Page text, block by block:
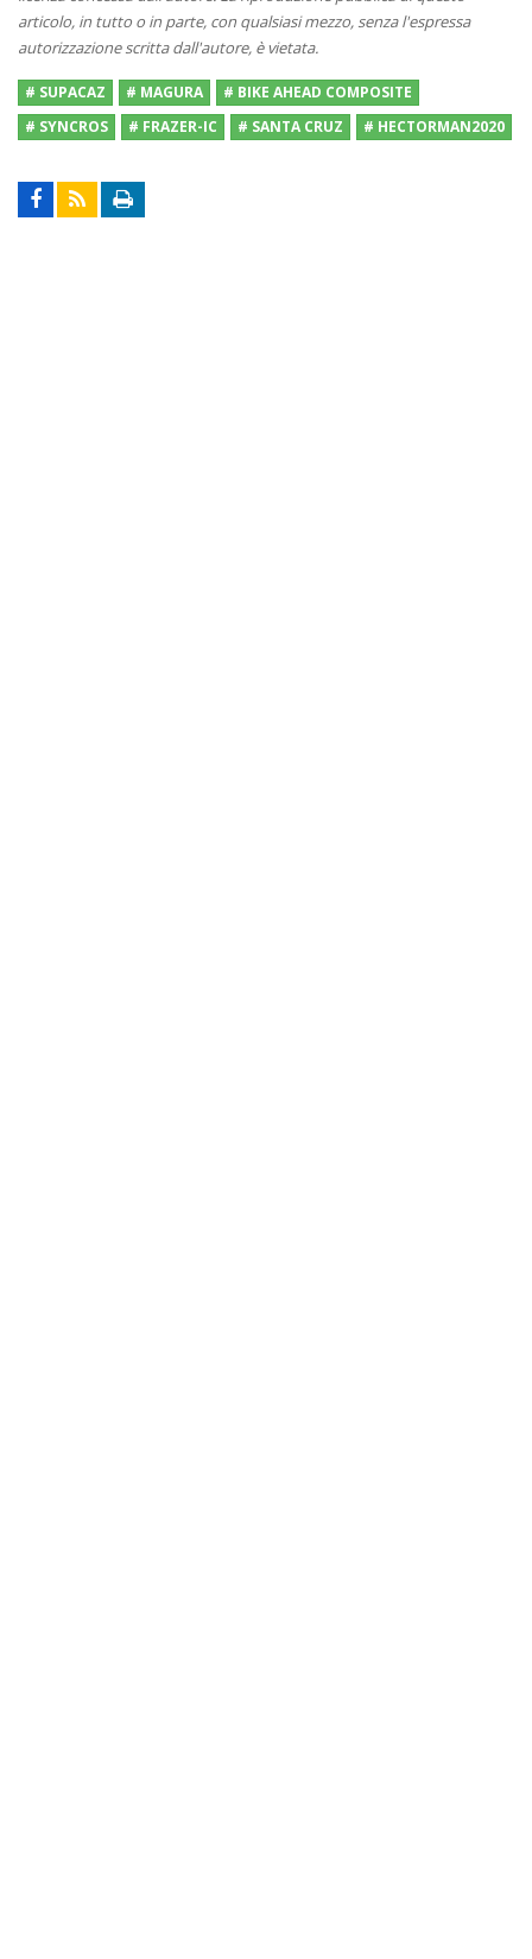
articolo, in tutto o in parte, con qualsiasi mezzo, senza l'espressa
autorizzazione scritta dall'autore, è vietata.
# SUPACAZ # MAGURA
# BIKE AHEAD COMPOSITE
# SYNCROS
# FRAZER-IC # SANTA CRUZ # HECTORMAN2020